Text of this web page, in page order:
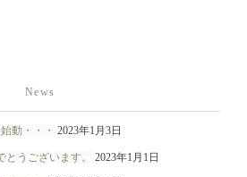
News
動・・・ 2023年1月3日
うございます。 2023年1月1日